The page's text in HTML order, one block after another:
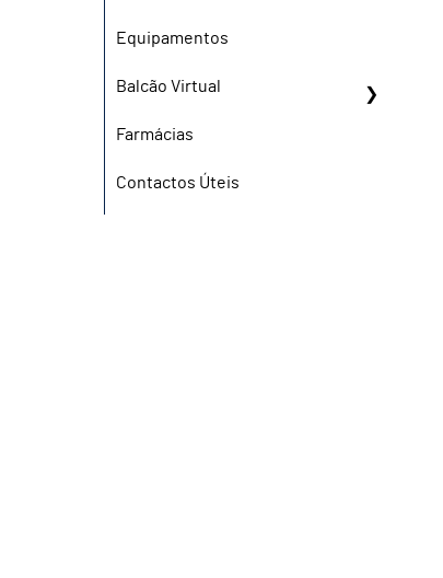
Equipamentos
Balcão Virtual
Farmácias
Contactos Úteis